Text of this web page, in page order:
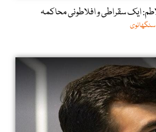
ایک سقراطی و افلاطونی محاکمہ